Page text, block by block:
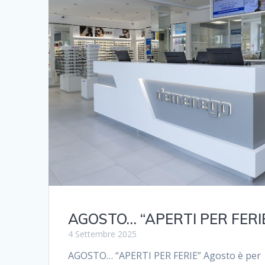
AGOSTO… “APERTI PER
4 Settembre 2025
AGOSTO… “APERTI PER FERIE” Agosto è per